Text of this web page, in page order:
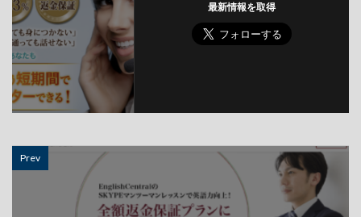
最新情報を取得
Prev